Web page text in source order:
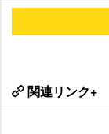
関連リンク+